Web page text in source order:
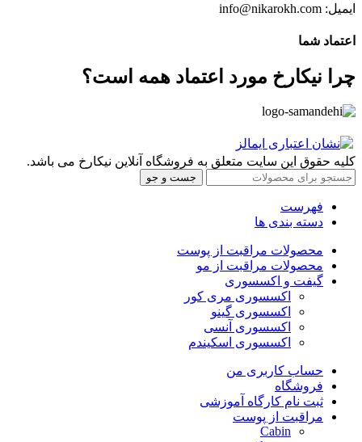
ایمیل: info@nikarokh.com
اعتماد شما
چرا نیکارخ مورد اعتماد همه است؟
کلیه حقوق این سایت متعلق به فروشگاه آنلاین نیکارخ می باشد.
جست و جو
فهرست
دسته بندی ها
محصولات مراقبت از پوست
محصولات مراقبت از مو
گیفت و اکسسوری
اکسسوری مری کور
اکسسوری گینو
اکسسوری آنسی
اکسسوری اسکیندم
حساب کاربری من
فروشگاه
ثبت نام کارگاه آموزشی
مراقبت از پوست
Cabin